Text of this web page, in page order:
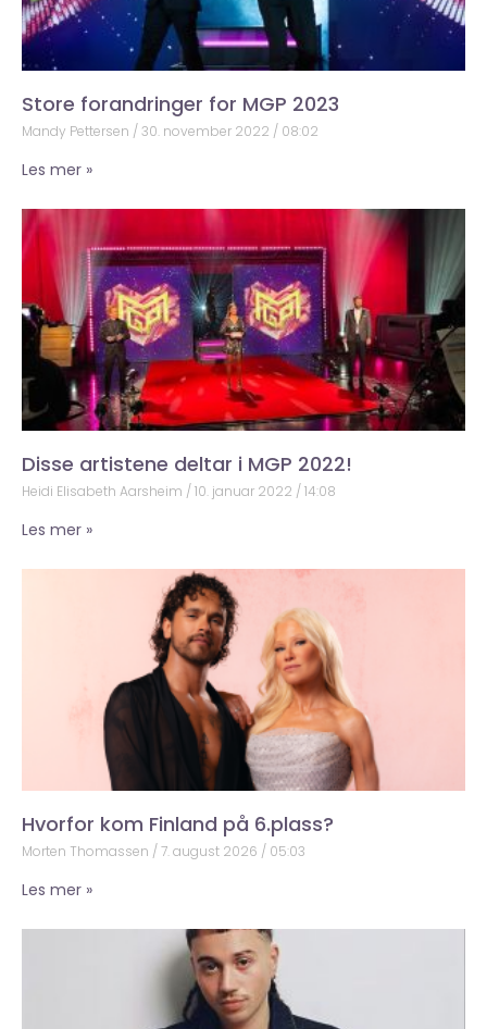
Store forandringer for MGP 2023
Mandy Pettersen 30. november 2022 08:02
Les mer »
Disse artistene deltar i MGP 2022!
Heidi Elisabeth Aarsheim 10. januar 2022 14:08
Les mer »
Hvorfor kom Finland på 6.plass?
Morten Thomassen 7. august 2026 05:03
Les mer »